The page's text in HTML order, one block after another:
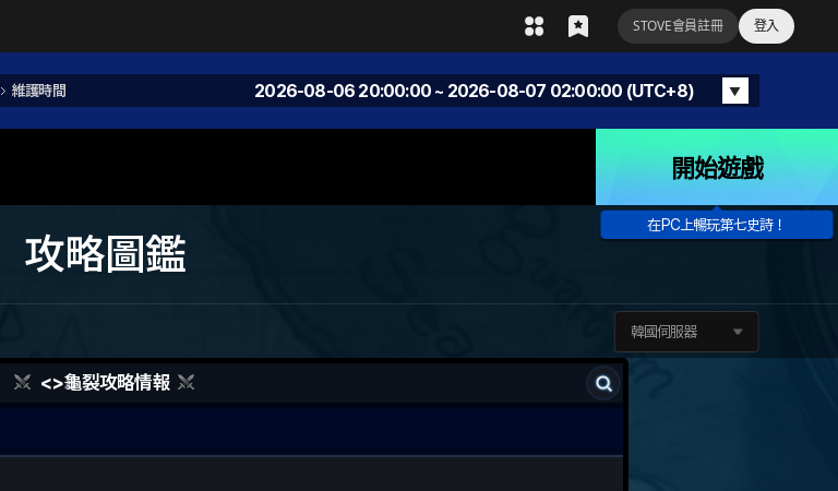
STOVE會員註冊 登入
維護時間
2026-08-06 20:00:00 ~ 2026-08-07 02:00:00 (UTC+8)
▲
開始遊戲
在PC上暢玩第七史詩！
攻略圖鑑
韓國伺服器
<>龜裂攻略情報